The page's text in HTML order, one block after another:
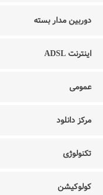
دوربین مدار بسته
اینترنت ADSL
عمومی
مرکز دانلود
تکنولوژی
کولوکیشن